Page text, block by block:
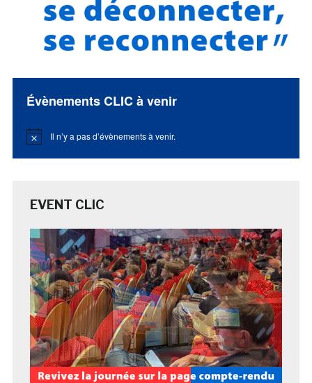
Évènements CLIC à venir
Notice Il n’y a pas d’évènements à venir.
EVENT CLIC